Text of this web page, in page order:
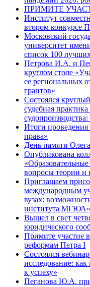
ПРИМИТЕ
Институт
втором конкурсе
Московский
университет
список 100
Петрова И.А. и
круглом столе
ее региональных
грантов»
Состоялся
судебная
Итоги проведения
права»
День памяти
Опубликована
вопросы теории и
Приглашаем
международным
вузах:
института
Вышел в свет
юридического
Примите участие
реформам Петра I
Состоялся
исследование:
к успеху»
Пеганова Ю.А.